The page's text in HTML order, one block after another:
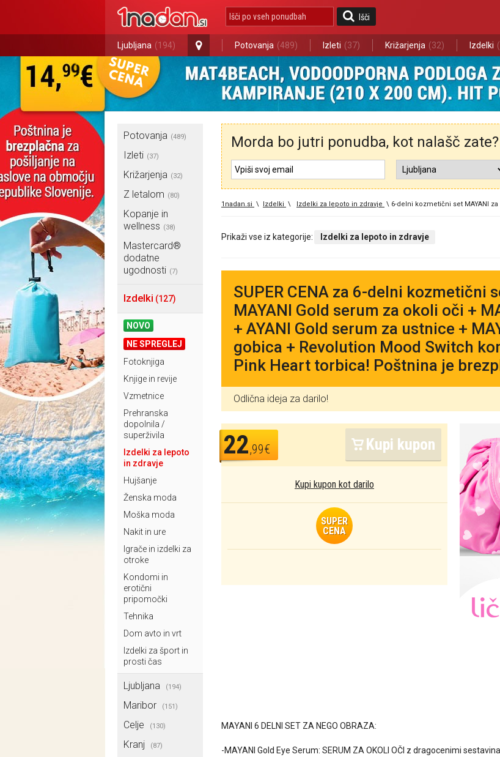
Išči
Ljubljana (194) Potovanja (489) Izleti (37) Križarjenja (32) Izdelki
Potovanja (489)
Izleti (37)
Križarjenja (32)
Z letalom (80)
Kopanje in
wellness (38)
Mastercard®
dodatne
ugodnosti (7)
Izdelki (127)
NOVO
NE SPREGLEJ
Fotoknjiga
Knjige in revije
Vzmetnice
Prehranska
dopolnila /
superživila
Izdelki za lepoto
in zdravje
Hujšanje
Ženska moda
Moška moda
Nakit in ure
Igrače in izdelki za
otroke
Kondomi in
erotični
pripomočki
Tehnika
Dom avto in vrt
Izdelki za šport in
prosti čas
Ljubljana (194)
Maribor (151)
Celje (130)
Kranj (87)
Morda bo jutri ponudba, kot nalašč zate?
1nadan.si \ Izdelki \ Izdelki za lepoto in zdravje \ 6-delni kozmetični set MAYANI
Prikaži vse iz kategorije: Izdelki za lepoto in zdravje
SUPER CENA za 6-delni kozmetični
MAYANI Gold serum za okoli oči +
+ AYANI Gold serum za ustnice +
gobica + Revolution Mood Switch
Pink Heart torbica! Poštnina je
Odlična ideja za darilo!
22,99€ Kupi kupon
Kupi kupon kot darilo
SUPER
CENA
MAYANI 6 DELNI SET ZA NEGO OBRAZA:
-MAYANI Gold Eye Serum: SERUM ZA OKOLI OČI z dragocenimi